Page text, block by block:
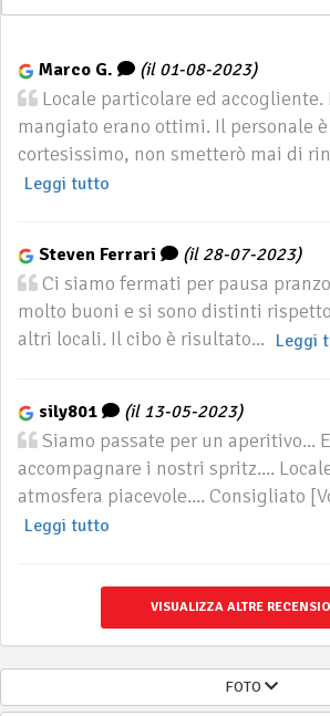
Marco G. (il 01-08-2023)
Locale particolare ed accogliente.
mangiato erano ottimi. Il personale
cortesissimo, non smetterò mai di
Leggi tutto
Steven Ferrari (il 28-07-2023)
Ci siamo fermati per pausa
molto buoni e si sono distinti
altri locali. Il cibo è risultato... Leggi
sily801 (il 13-05-2023)
Siamo passate per un aperitivo...
accompagnare i nostri spritz....
atmosfera piacevole.... Consigliato
Leggi tutto
VISUALIZZA ALTRE
FOTO